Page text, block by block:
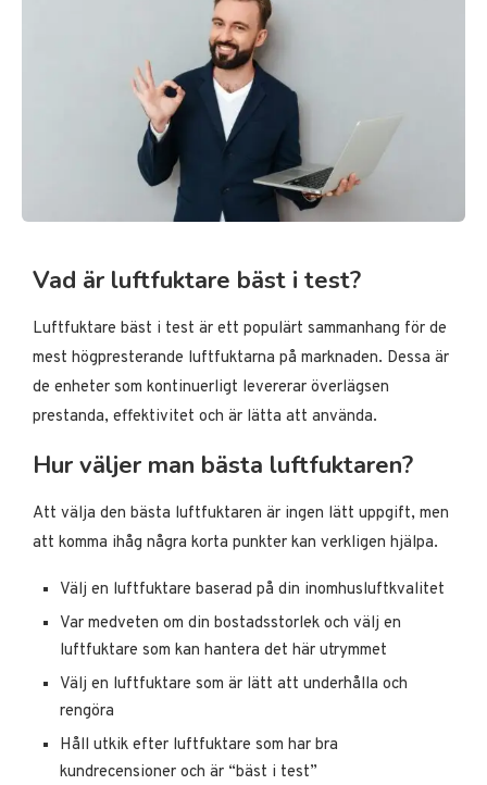
Vad är luftfuktare bäst i test?
Luftfuktare bäst i test är ett populärt sammanhang för de
mest högpresterande luftfuktarna på marknaden. Dessa är
de enheter som kontinuerligt levererar överlägsen
prestanda, effektivitet och är lätta att använda.
Hur väljer man bästa luftfuktaren?
Att välja den bästa luftfuktaren är ingen lätt uppgift, men
att komma ihåg några korta punkter kan verkligen hjälpa.
Välj en luftfuktare baserad på din inomhusluftkvalitet
Var medveten om din bostadsstorlek och välj en
luftfuktare som kan hantera det här utrymmet
Välj en luftfuktare som är lätt att underhålla och
rengöra
Håll utkik efter luftfuktare som har bra
kundrecensioner och är “bäst i test”